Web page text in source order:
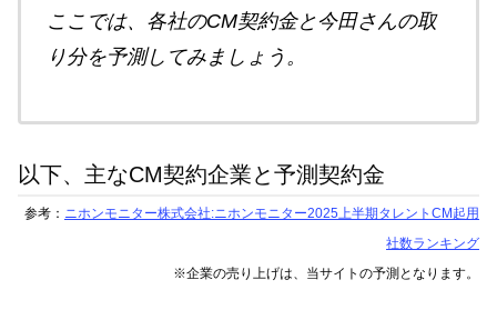
ここでは、各社のCM契約金と今田さんの取
り分を予測してみましょう。
以下、主なCM契約企業と予測契約金
参考： ニホンモニター株式会社:ニホンモニター2025上半期タレントCM起用
社数ランキング
※企業の売り上げは、当サイトの予測 となります。